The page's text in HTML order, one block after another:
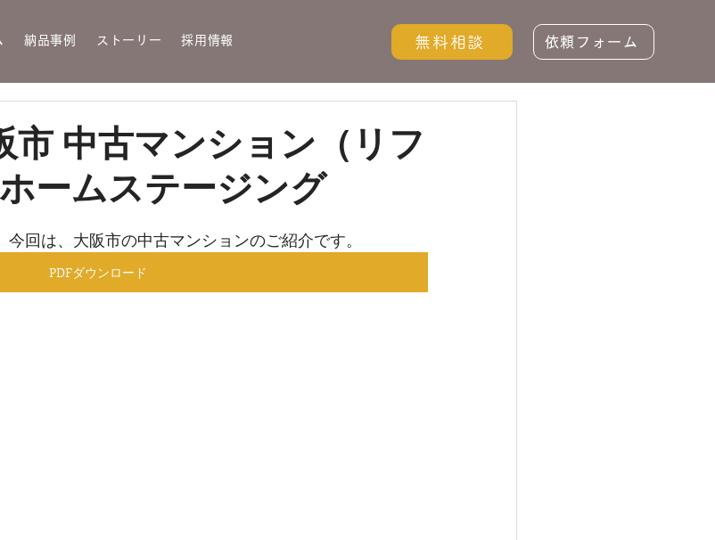
納品事例 ストーリー 採用情報 無料相談 依頼フォーム
市 中古マンション（リフ
ームステージング
回は、大阪市の中古マンションのご紹介です。
PDFダウンロード